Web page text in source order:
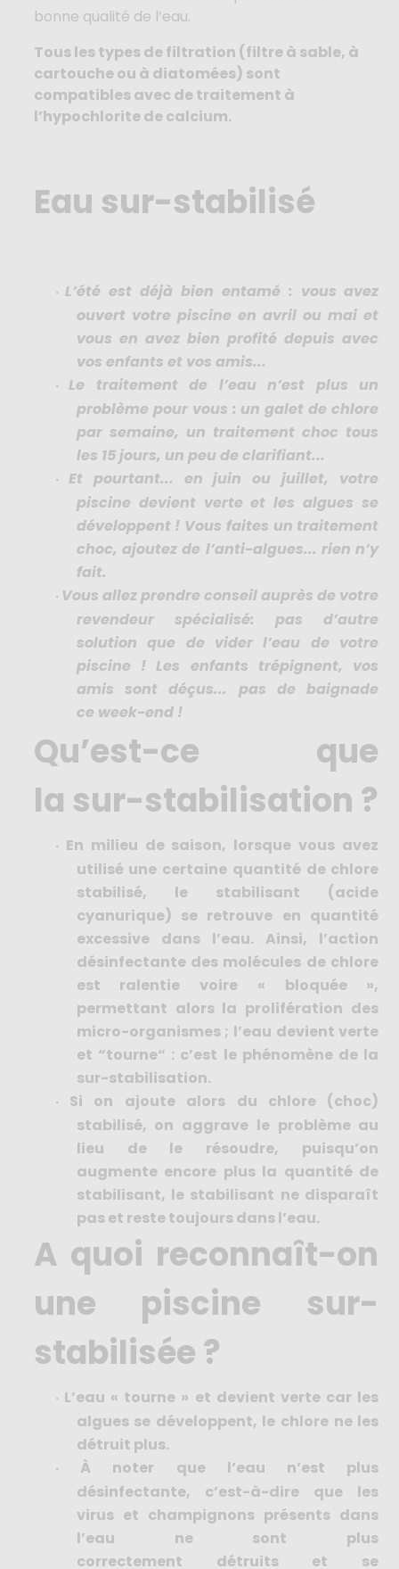
bonne qualité de l’eau.
Tous les types de filtration (filtre à sable, à
cartouche ou à diatomées) sont
compatibles avec de traitement à
l’hypochlorite de calcium.
Eau sur-stabilisé
· ​L’été est déjà bien entamé : vous avez
ouvert votre piscine en avril ou mai et
vous en avez bien profité depuis avec
vos enfants et vos amis...
·
Le traitement de l’eau n’est plus un
problème pour vous : un galet de chlore
par semaine, un traitement choc tous
les 15 jours, un peu de clarifiant...
·
Et pourtant... en juin ou juillet, votre
piscine devient verte et les algues se
développent ! Vous faites un traitement
choc, ajoutez de l’anti-algues... rien n’y
fait.
· Vous allez prendre conseil auprès de votre
revendeur spécialisé: pas d’autre
solution que de vider l’eau de votre
piscine ! Les enfants trépignent, vos
amis sont déçus... pas de baignade
ce week-end !
Qu’est-ce que
la sur-stabilisation ?
· En milieu de saison, lorsque vous avez
utilisé une certaine quantité de chlore
stabilisé, le stabilisant (acide
cyanurique) se retrouve en quantité
excessive dans l’eau. Ainsi, l’action
désinfectante des molécules de chlore
est ralentie voire « bloquée »,
permettant alors la prolifération des
micro-organismes ; l’eau devient verte
et “tourne“ : c’est le phénomène de la
sur-stabilisation.
·
Si on ajoute alors du chlore (choc)
stabilisé, on aggrave le problème au
lieu de le résoudre, puisqu’on
augmente encore plus la quantité de
stabilisant, le stabilisant ne disparaît
pas et reste toujours dans l’eau.
A quoi reconnaît-on
une piscine sur-
stabilisée ?
· L’eau « tourne » et devient verte car les
algues se développent, le chlore ne les
détruit plus.
·
À noter que l’eau n’est plus
désinfectante, c’est-à-dire que les
virus et champignons présents dans
l’eau ne sont plus
correctement détruits et se